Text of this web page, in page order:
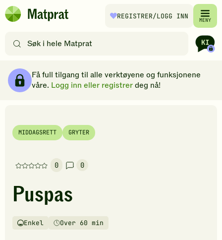
Hopp til hovedinnhold
Matprat
REGISTRER/LOGG INN MENY
etter
filtre
Få full tilgang til alle verktøyene og funksjonene
våre. Logg inn eller registrerdeg nå!
MIDDAGSRETT GRYTER
0
Denne
har
foreløpig
vurderinger.
0
Puspas
Vanskelighetsgrad
Enkel
TilberedningstidOver 60 min